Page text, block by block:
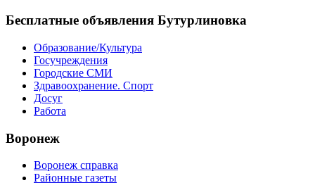
Бесплатные объявления Бутурлиновка
Образование/Культура
Госучреждения
Городские СМИ
Здравоохранение. Спорт
Досуг
Работа
Воронеж
Воронеж справка
Районные газеты